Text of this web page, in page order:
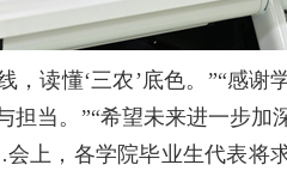
，读懂‘三农’底色。”“感谢
当。”“希望未来进一步加
上，各学院毕业生代表将